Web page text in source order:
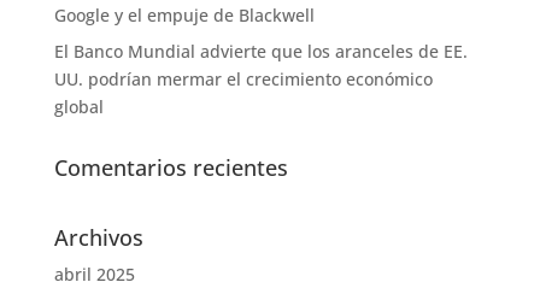
Google y el empuje de Blackwell
El Banco Mundial advierte que los aranceles de EE.
UU. podrían mermar el crecimiento económico
global
Comentarios recientes
Archivos
abril 2025